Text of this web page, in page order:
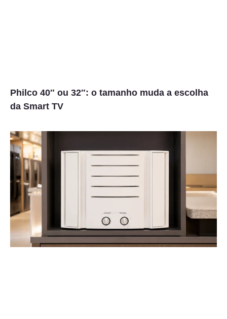
Philco 40″ ou 32″: o tamanho muda a escolha
da Smart TV